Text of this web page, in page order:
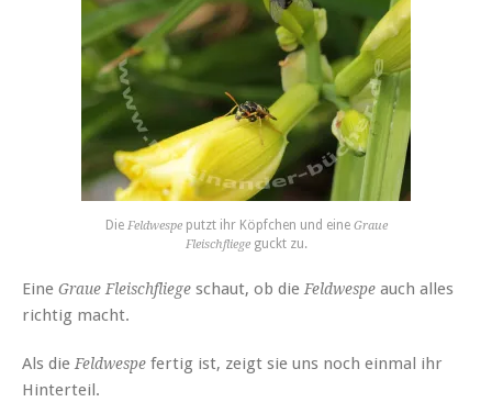
Die Feldwespeputzt ihr Köpfchen und eine Graue
Fleischfliegeguckt zu.
Eine Graue Fleischfliege schaut, ob die Feldwespe auch alles
richtig macht.
Als die Feldwespe fertig ist, zeigt sie uns noch einmal ihr
Hinterteil.